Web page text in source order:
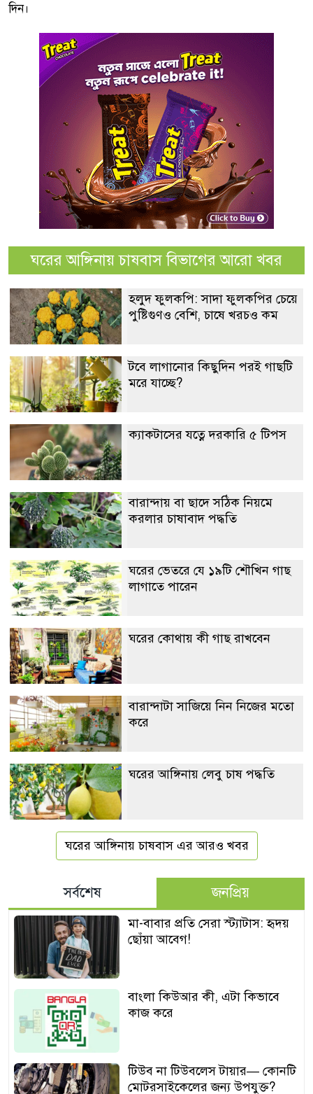
দিন।
ঘরের আঙ্গিনায় চাষবাস বিভাগের আরো খবর
হলুদ ফুলকপি: সাদা ফুলকপির চেয়ে
পুষ্টিগুণও বেশি, চাষে খরচও কম
টবে লাগানোর কিছুদিন পরই গাছটি
মরে যাচ্ছে?
ক্যাকটাসের যত্নে দরকারি ৫ টিপস
বারান্দায় বা ছাদে সঠিক নিয়মে
করলার চাষাবাদ পদ্ধতি
ঘরের ভেতরে যে ১৯টি শৌখিন গাছ
লাগাতে পারেন
ঘরের কোথায় কী গাছ রাখবেন
বারান্দাটা সাজিয়ে নিন নিজের মতো
করে
ঘরের আঙ্গিনায় লেবু চাষ পদ্ধতি
ঘরের আঙ্গিনায় চাষবাস এর আরও খবর
সর্বশেষ জনপ্রিয়
মা-বাবার প্রতি সেরা স্ট্যাটাস: হৃদয়
ছোঁয়া আবেগ!
বাংলা কিউআর কী, এটা কিভাবে
কাজ করে
টিউব না টিউবলেস টায়ার— কোনটি
মোটরসাইকেলের জন্য উপযুক্ত?